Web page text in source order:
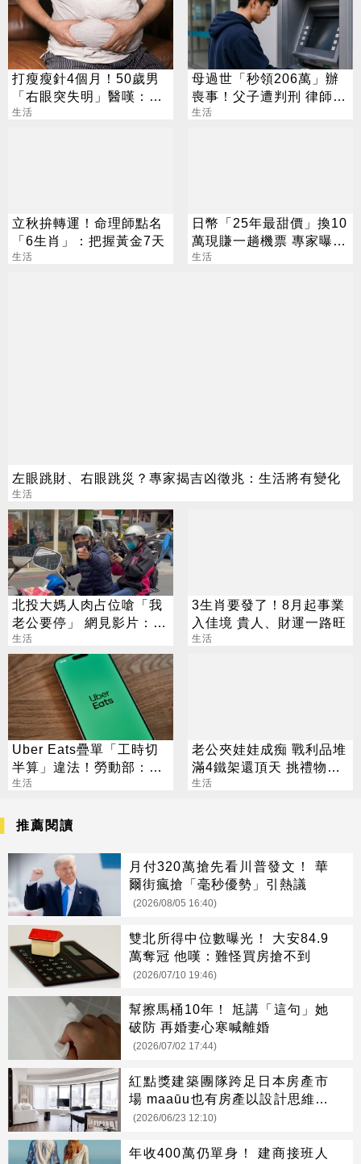
打瘦瘦針4個月！50歲男
「右眼突失明」醫嘆：無
法恢復
生活
母過世「秒領206萬」辦
喪事！父子遭判刑 律師：
搶錢先下手是罪
生活
立秋拚轉運！命理師點名
「6生肖」：把握黃金7天
生活
日幣「25年最甜價」換10
萬現賺一趟機票 專家曝回
升時刻
生活
左眼跳財、右眼跳災？專家揭吉凶徵兆：生活將有變化
生活
北投大媽人肉占位嗆「我
老公要停」 網見影片：難
怪是夫妻
生活
3生肖要發了！8月起事業
入佳境 貴人、財運一路旺
生活
Uber Eats疊單「工時切
半算」違法！勞動部：每
案可罰2萬
生活
老公夾娃娃成痴 戰利品堆
滿4鐵架還頂天 挑禮物就
要花半小時
生活
推薦閱讀
月付320萬搶先看川普發文！ 華
爾街瘋搶「毫秒優勢」引熱議
(2026/08/05 16:40)
雙北所得中位數曝光！ 大安84.9
萬奪冠 他嘆：難怪買房搶不到
(2026/07/10 19:46)
幫擦馬桶10年！ 尪講「這句」她
破防 再婚妻心寒喊離婚
(2026/07/02 17:44)
紅點獎建築團隊跨足日本房產市
場 maaūu也有房產以設計思維跨
境置產
(2026/06/23 12:10)
年收400萬仍單身！ 建商接班人